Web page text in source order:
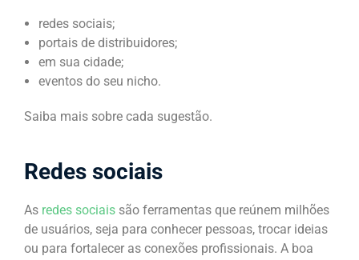
redes sociais;
portais de distribuidores;
em sua cidade;
eventos do seu nicho.
Saiba mais sobre cada sugestão.
Redes sociais
As redes sociais são ferramentas que reúnem milhões
de usuários, seja para conhecer pessoas, trocar ideias
ou para fortalecer as conexões profissionais. A boa